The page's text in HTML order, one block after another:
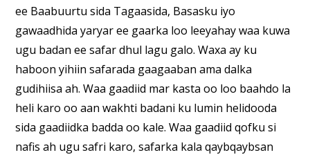
ee Baabuurtu sida Tagaasida, Basasku iyo
gawaadhida yaryar ee gaarka loo leeyahay waa kuwa
ugu badan ee safar dhul lagu galo. Waxa ay ku
haboon yihiin safarada gaagaaban ama dalka
gudihiisa ah. Waa gaadiid mar kasta oo loo baahdo la
heli karo oo aan wakhti badani ku lumin helidooda
sida gaadiidka badda oo kale. Waa gaadiid qofku si
nafis ah ugu safri karo, safarka kala qaybqaybsan